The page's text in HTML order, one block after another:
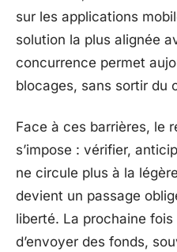
sur les applications
solution la plus alignée
concurrence permet
blocages, sans sortir du
Face à ces barrières, le
s’impose : vérifier,
ne circule plus à la
devient un passage
liberté. La prochaine
d’envoyer des fonds,